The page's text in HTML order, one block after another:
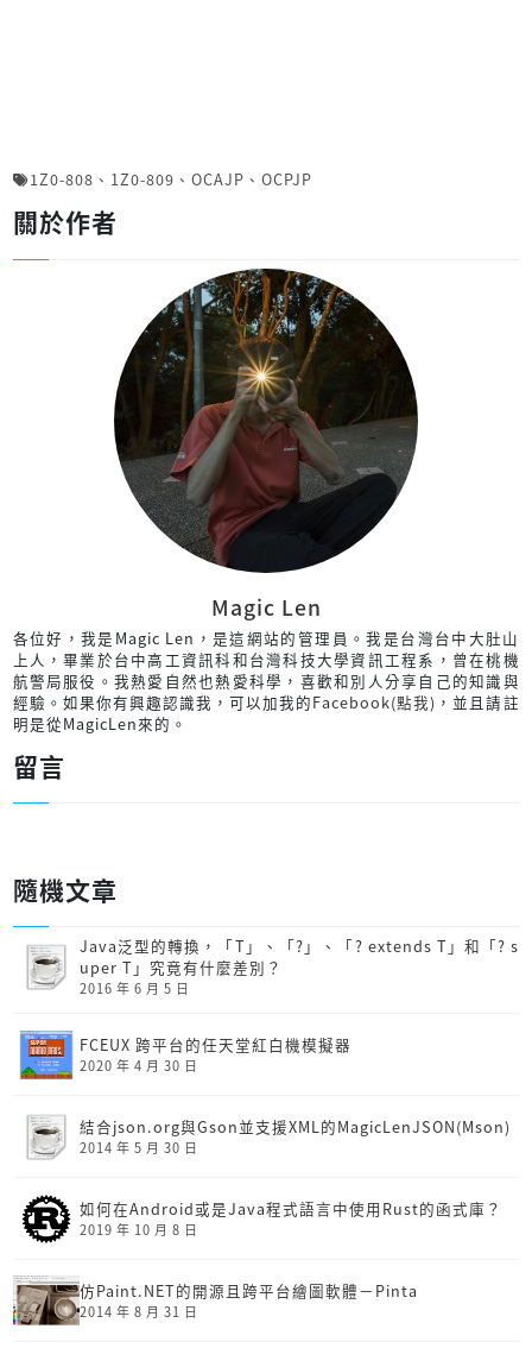
1Z0-808 、 1Z0-809 、 OCAJP 、 OCPJP
關於作者
Magic Len
各位好，我是Magic Len，是這網站的管理員。我是台灣台中大肚山
上人，畢業於台中高工資訊科和台灣科技大學資訊工程系，曾在桃機
航警局服役。我熱愛自然也熱愛科學，喜歡和別人分享自己的知識與
經驗。如果你有興趣認識我，可以加我的Facebook(點我) ，並且請註
明是從MagicLen來的。
留言
隨機文章
Java泛型的轉換，「T」、「?」、「? extends T」和「? s
uper T」究竟有什麼差別？
2016 年 6 月 5 日
FCEUX 跨平台的任天堂紅白機模擬器
2020 年 4 月 30 日
結合json.org與Gson並支援XML的MagicLenJSON(Mson)
2014 年 5 月 30 日
如何在Android或是Java程式語言中使用Rust的函式庫？
2019 年 10 月 8 日
仿Paint.NET的開源且跨平台繪圖軟體－Pinta
2014 年 8 月 31 日